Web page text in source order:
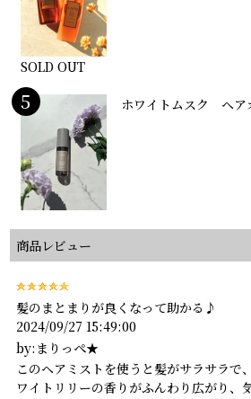
SOLD OUT
5 ホワイトムスク ヘア
商品レビュー
髪のまとまりが良くなって助かる♪
2024/09/27 15:49:00
by:まりっぺ★
このヘアミストを使うと髪がサラサラで
ワイトリリーの香りがふんわり広がり、